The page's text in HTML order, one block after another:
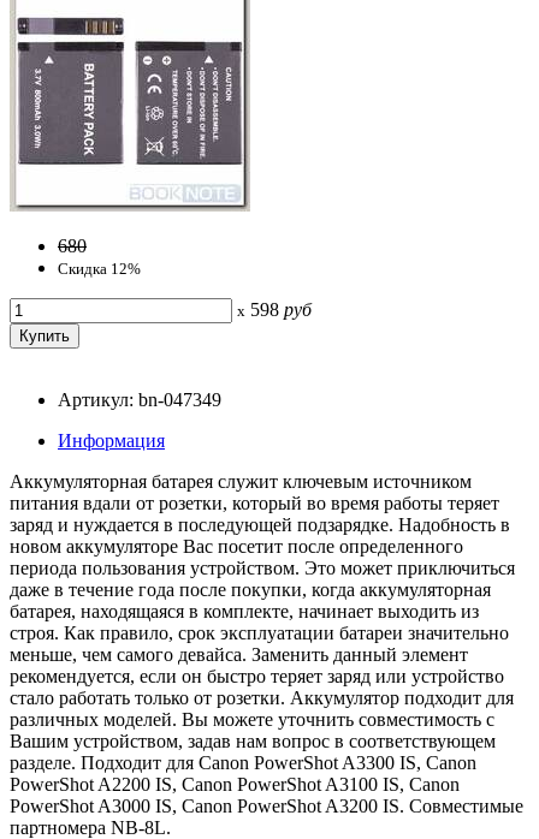
680
Скидка 12%
x 598 руб
Артикул: bn-047349
Информация
Аккумуляторная батарея служит ключевым источником
питания вдали от розетки, который во время работы теряет
заряд и нуждается в последующей подзарядке. Надобность в
новом аккумуляторе Вас посетит после определенного
периода пользования устройством. Это может приключиться
даже в течение года после покупки, когда аккумуляторная
батарея, находящаяся в комплекте, начинает выходить из
строя. Как правило, срок эксплуатации батареи значительно
меньше, чем самого девайса. Заменить данный элемент
рекомендуется, если он быстро теряет заряд или устройство
стало работать только от розетки. Аккумулятор подходит для
различных моделей. Вы можете уточнить совместимость с
Вашим устройством, задав нам вопрос в соответствующем
разделе. Подходит для Canon PowerShot A3300 IS, Canon
PowerShot A2200 IS, Canon PowerShot A3100 IS, Canon
PowerShot A3000 IS, Canon PowerShot A3200 IS. Совместимые
партномера NB-8L.